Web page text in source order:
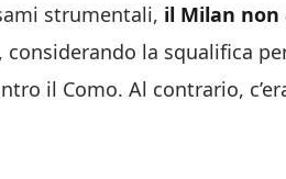
strumentali, il Milan non
, considerando la squalifica
il Como. Al contrario,